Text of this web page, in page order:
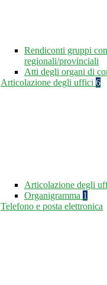
Rendiconti gruppi
regionali/provinciali
Atti degli organi di
Articolazione degli uffici 6
Articolazione degli
Organigramma 1
Telefono e posta elettronica